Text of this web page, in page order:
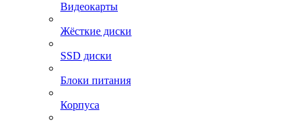
Видеокарты
Жёсткие диски
SSD диски
Блоки питания
Корпуса